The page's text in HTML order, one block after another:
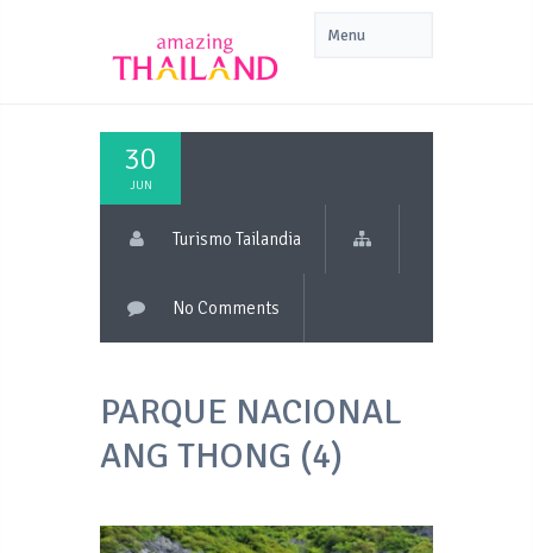
30
JUN
Turismo Tailandia
No Comments
PARQUE NACIONAL
ANG THONG (4)